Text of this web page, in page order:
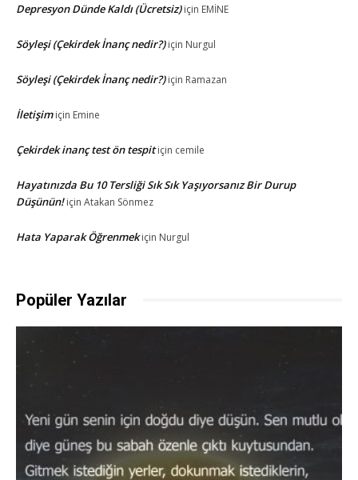
Depresyon Dünde Kaldı (Ücretsiz)için EMİNE
Söyleşi (Çekirdek İnanç nedir?)için Nurgul
Söyleşi (Çekirdek İnanç nedir?)için Ramazan
İletişimiçin Emine
Çekirdek inanç test ön tespitiçin cemile
Hayatınızda Bu 10 Tersliği Sık Sık Yaşıyorsanız Bir Durup
Düşünün!için Atakan Sönmez
Hata Yaparak Öğrenmekiçin Nurgul
Popüler Yazılar